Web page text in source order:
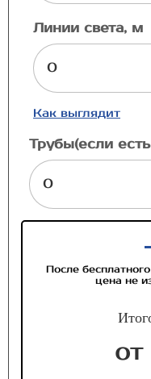
Линии света, м
Как выглядит
Трубы(если
После
цена не